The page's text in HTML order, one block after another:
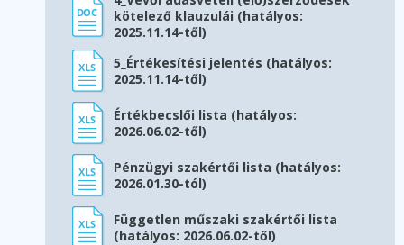
kötelező klauzulái (hatályos:
2025.11.14-től)
5_Értékesítési jelentés (hatályos:
2025.11.14-től)
Értékbecslői lista (hatályos:
2026.06.02-től)
Pénzügyi szakértői lista (hatályos:
2026.01.30-tól)
Független műszaki szakértői lista
(hatályos: 2026.06.02-től)